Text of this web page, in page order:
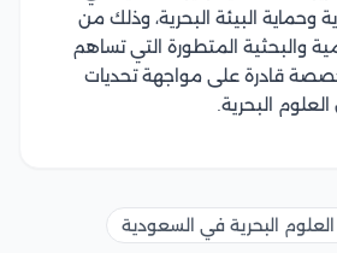
وحماية البيئة البحرية، وذلك من
والبحثية المتطورة التي تساهم
قادرة على مواجهة تحديات
البحرية.
البحرية في السعودية